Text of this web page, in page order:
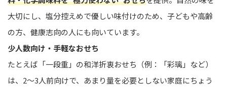
大切にし、塩分控えめで優しい味付けのため、子どもや高齢
の方、健康志向の人にも向いています。
少人数向け・手軽なおせち
たとえば「一段重」の和洋折衷おせち（例：「彩璃」など）
は、2〜3人前向けで、あまり量を必要としない家庭にちょう